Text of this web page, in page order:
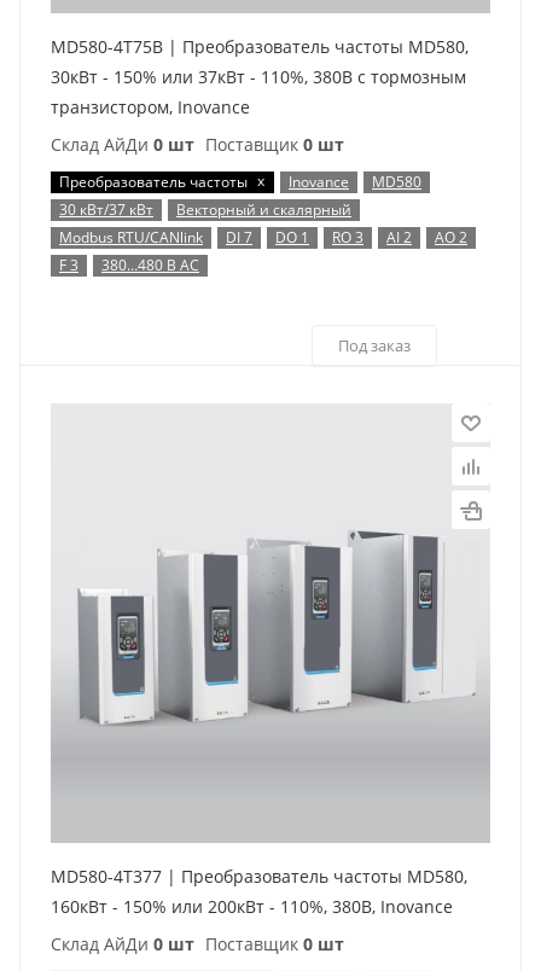
MD580-4T75B | Преобразователь частоты MD580,
30кВт - 150% или 37кВт - 110%, 380В с тормозным
транзистором, Inovance
Склад АйДи 0 шт Поставщик 0 шт
Преобразователь частоты x Inovance
MD580
30 кВт/37 кВт
Векторный и скалярный
Modbus RTU/CANlink
DI 7 DO 1 RO 3 AI 2
AO 2
F 3
380…480 В AC
Под заказ
MD580-4T377 | Преобразователь частоты MD580,
160кВт - 150% или 200кВт - 110%, 380В, Inovance
Склад АйДи 0 шт Поставщик 0 шт